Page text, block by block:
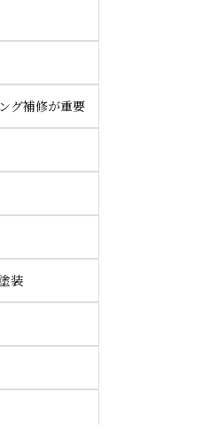
グ補修が重要
装